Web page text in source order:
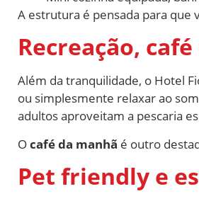
A estrutura é pensada para que
Recreação,
Além da tranquilidade, o Hotel
ou simplesmente relaxar ao
adultos aproveitam a pescaria
Ocafé da manhã é outro
Pet friendly e